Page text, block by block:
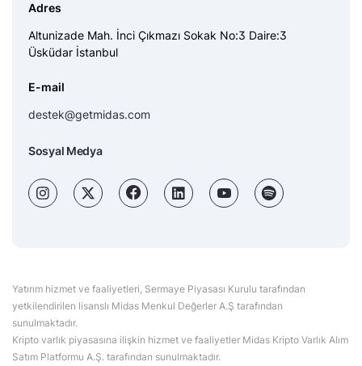
Adres
Altunizade Mah. İnci Çıkmazı Sokak No:3 Daire:3
Üsküdar İstanbul
E-mail
destek@getmidas.com
Sosyal Medya
Yatırım hizmet ve faaliyetleri, Sermaye Piyasası Kurulu tarafından
yetkilendirilen lisanslı Midas Menkul Değerler A.Ş tarafından
sunulmaktadır.
Kripto varlık piyasasına ilişkin hizmet ve faaliyetler Midas Kripto Varlık Alım
Satım Platformu A.Ş. tarafından sunulmaktadır.